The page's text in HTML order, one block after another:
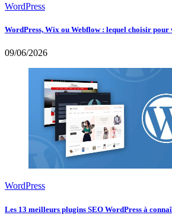
WordPress
WordPress, Wix ou Webflow : lequel choisir pour
09/06/2026
WordPress
Les 13 meilleurs plugins SEO WordPress à